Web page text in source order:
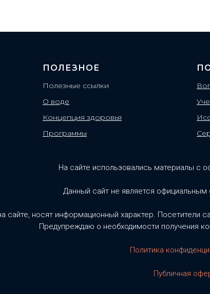
ПОЛЕЗНОЕ
Полезные ссылки
О воде
Концепция здоровья
Программы
На сайте использовались материалы с
Данный сайт не является официальным
носят информационный характер. Посетители
Предупреждаю о необходимости получения
Политика
Публичная